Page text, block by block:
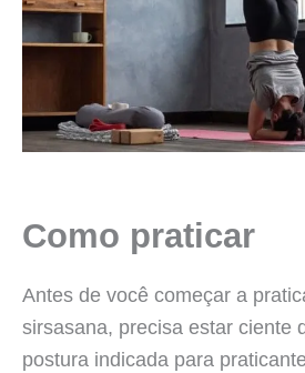
Como praticar
Antes de você começar a
sirsasana, precisa estar ciente
postura indicada para